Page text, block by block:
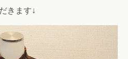
きます↓